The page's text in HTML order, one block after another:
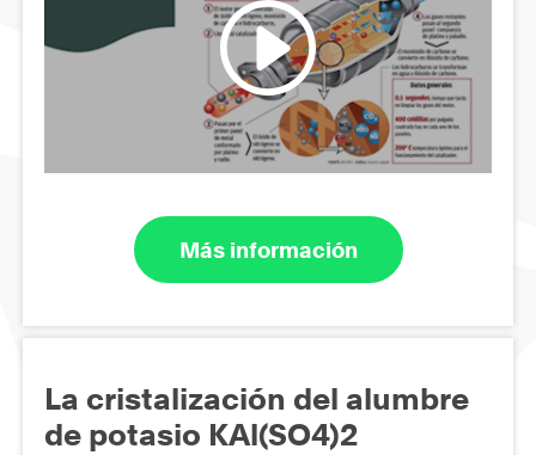
Más información
La cristalización del alumbre
de potasio KAl(SO4)2